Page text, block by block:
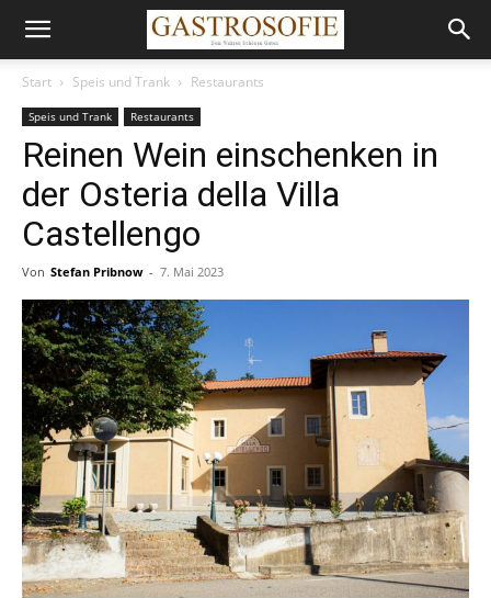
Start Speis und Trank Restaurants
Speis und Trank Restaurants
Reinen Wein einschenken in
der Osteria della Villa
Castellengo
Von Stefan Pribnow - 7. Mai 2023